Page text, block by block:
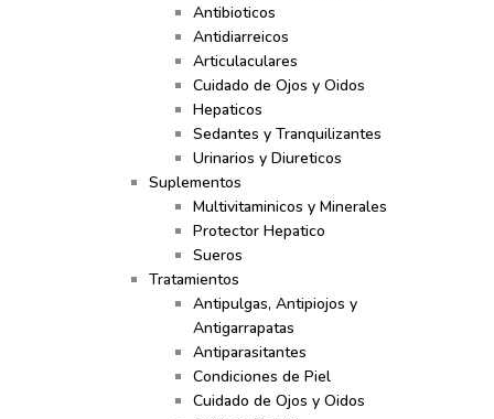
Antibioticos
Antidiarreicos
Articulaculares
Cuidado de Ojos y Oidos
Hepaticos
Sedantes y Tranquilizantes
Urinarios y Diureticos
Suplementos
Multivitaminicos y Minerales
Protector Hepatico
Sueros
Tratamientos
Antipulgas, Antipiojos y
Antigarrapatas
Antiparasitantes
Condiciones de Piel
Cuidado de Ojos y Oidos